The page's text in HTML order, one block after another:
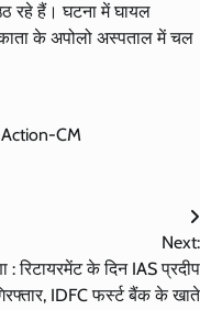
रहे हैं। घटना में घायल
के अपोलो अस्पताल में चल
CM
Next:
: रिटायरमेंट के दिन IAS प्रदीप
IDFC फर्स्ट बैंक के खाते